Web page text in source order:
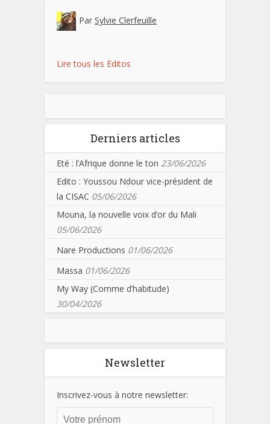
Par Sylvie Clerfeuille
Lire tous les Editos
Derniers articles
Eté : l’Afrique donne le ton 23/06/2026
Edito : Youssou Ndour vice-président de
la CISAC 05/06/2026
Mouna, la nouvelle voix d’or du Mali
05/06/2026
Nare Productions 01/06/2026
Massa 01/06/2026
My Way (Comme d’habitude)
30/04/2026
Newsletter
Inscrivez-vous à notre newsletter: